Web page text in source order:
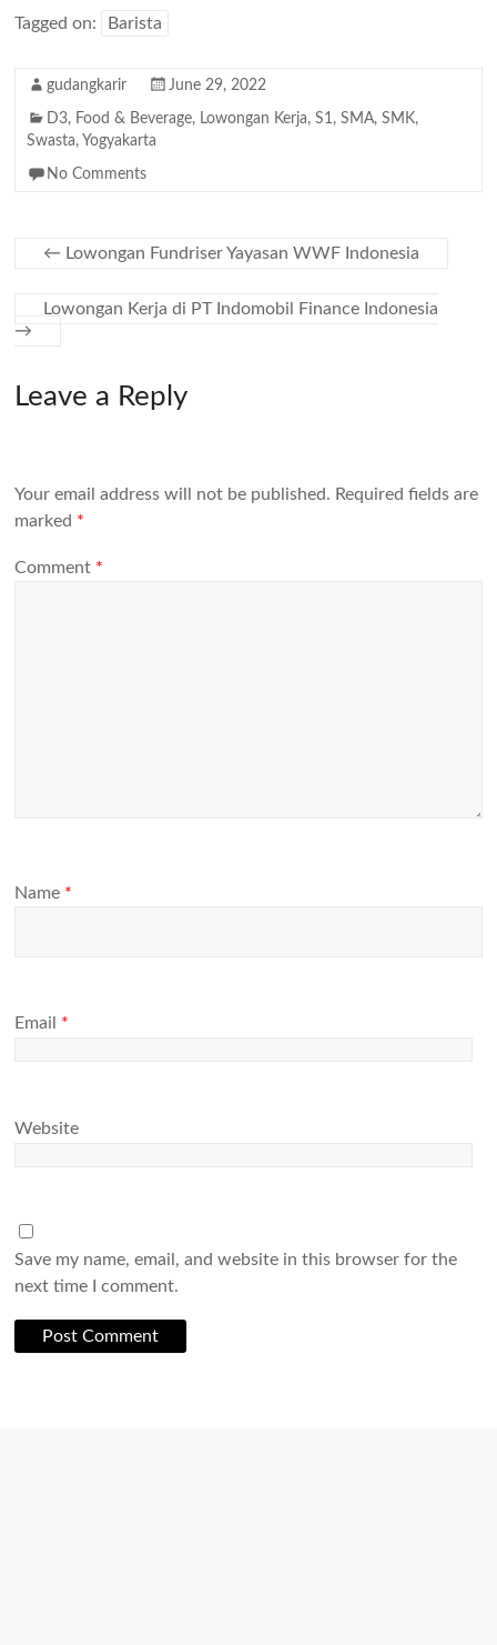
Tagged on: Barista
gudangkarir June 29, 2022
D3, Food & Beverage, Lowongan Kerja,S1,SMA,SMK,
Swasta, Yogyakarta
No Comments
← Lowongan Fundriser Yayasan WWF Indonesia
Lowongan Kerja di PT Indomobil Finance Indonesia
→
Leave a Reply
Your email address will not be published. Required fields are
marked *
Comment *
Name *
Email *
Website
Save my name, email, and website in this browser for the
next time I comment.